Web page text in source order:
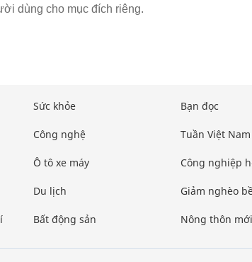
dùng cho mục đích riêng.
Sức khỏe
Công nghệ
Ô tô xe máy
Du lịch
Bất động sản
Bạn đọc
Tuần Việt Nam
Công nghiệp
Giảm nghèo
Nông thôn mới